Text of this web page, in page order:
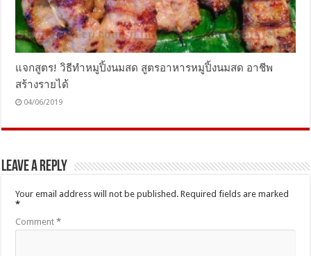
แจกสูตร! วิธีทำหมูปิ้งนมสด สูตรอาหารหมูปิ้งนมสด อาชีพ
สร้างรายได้
04/06/2019
Leave a Reply
Your email address will not be published. Required fields are marked
*
Comment*